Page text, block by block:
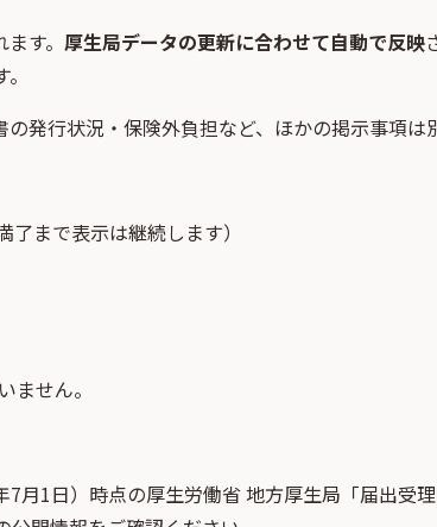
す。 厚生局データの更新に合わせて自動で反映
発行状況・保険外負担など、ほかの掲示事項は
まで表示は継続します）
せん。
7月1日）時点の厚生労働省 地方厚生局「届出受理